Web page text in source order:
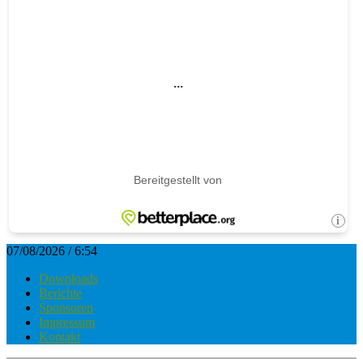
07/08/2026 / 6:54
Downloads
Berichte
Sponsoren
Impressum
Kontakt